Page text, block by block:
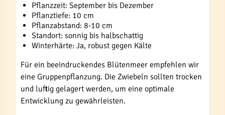
Pflanzzeit: September bis Dezember
Pflanztiefe: 10 cm
Pflanzabstand: 8-10 cm
Standort: sonnig bis halbschattig
Winterhärte: Ja, robust gegen Kälte
Für ein beeindruckendes Blütenmeer empfehlen wir
eine Gruppenpflanzung. Die Zwiebeln sollten trocken
und luftig gelagert werden, um eine optimale
Entwicklung zu gewährleisten.